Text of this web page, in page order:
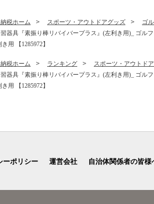
税ホーム スポーツ・アウトドアグッズ
ゴ
器具『素振り棒リバイバープラス』(左利き用)_ ゴル
用 【1285972】
税ホーム ランキング スポーツ・アウトド
器具『素振り棒リバイバープラス』(左利き用)_ ゴル
用 【1285972】
ーポリシー 運営会社 自治体関係者の皆様